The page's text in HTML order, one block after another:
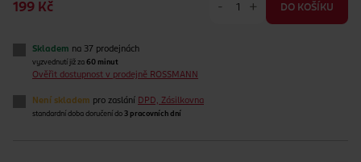
199 Kč - + DO KOŠÍKU
Skladem na 37 prodejnách
vyzvednutí již za 60 minut
Ověřit dostupnost v prodejně ROSSMANN
Není skladem pro zaslání DPD, Zásilkovna
standardní doba doručení do 3 pracovních dní